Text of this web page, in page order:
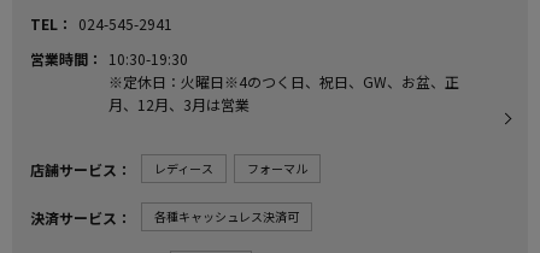
TEL
024-545-2941
営業時間
10:30-19:30
※定休日：火曜日※4のつく日、祝日、GW、お盆、正
月、12月、3月は営業
店舗サービス レディース フォーマル
決済サービス 各種キャッシュレス決済可